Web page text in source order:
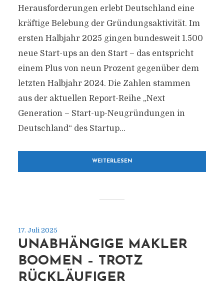
Herausforderungen erlebt Deutschland eine
kräftige Belebung der Gründungsaktivität. Im
ersten Halbjahr 2025 gingen bundesweit 1.500
neue Start-ups an den Start – das entspricht
einem Plus von neun Prozent gegenüber dem
letzten Halbjahr 2024. Die Zahlen stammen
aus der aktuellen Report-Reihe „Next
Generation – Start-up-Neugründungen in
Deutschland“ des Startup...
WEITERLESEN
17. Juli 2025
UNABHÄNGIGE MAKLER
BOOMEN – TROTZ
RÜCKLÄUFIGER